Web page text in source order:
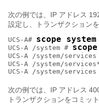
次の例では、IP アドレス
設定し、トランザクション
UCS-A# scope system
UCS-A /system #
UCS-A /system/
UCS-A /system/
次の例では、IP アドレス
トランザクションをコミット